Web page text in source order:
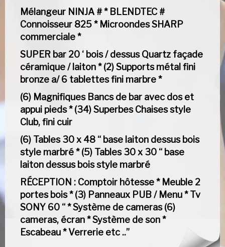
Mélangeur NINJA # * BLENDTEC #
Connoisseur 825 * Microondes SHARP
commerciale *
SUPER bar 20 ‘ bois / dessus Quartz façade
céramique / laiton * (2) Supports métal fini
bronze a/ 6 tablettes fini marbre *
(6) Magnifiques Bancs de bar avec dos et
appui pieds * (34) Superbes Chaises style
Club, fini cuir
(6) Tables 30 x 48 “ base laiton dessus bois
style marbré * (5) Tables 30 x 30 “ base
laiton dessus bois style marbré
RÉCEPTION : Comptoir hôtesse * Meuble 2
portes bois * (3) Panneaux PUB / Menu * Tv
SONY 60 “ * Système de cameras (6)
cameras, écran * Système de son *
Escabeau * Verrerie etc ..”